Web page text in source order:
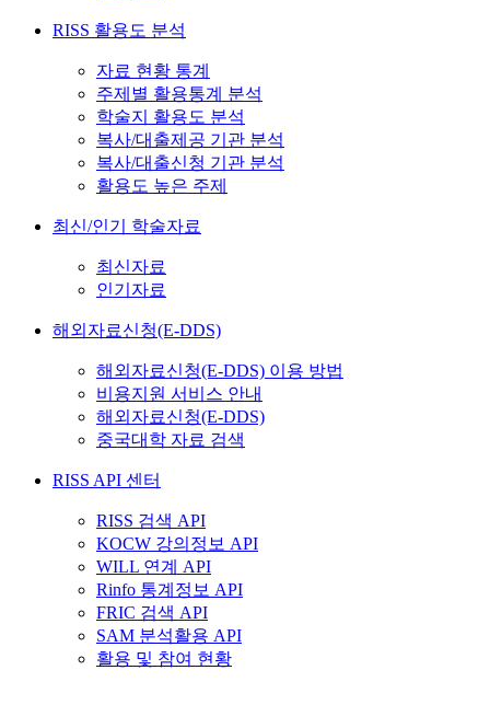
RISS 활용도 분석
자료 현황 통계
주제별 활용통계 분석
학술지 활용도 분석
복사/대출제공 기관 분석
복사/대출신청 기관 분석
활용도 높은 주제
최신/인기 학술자료
최신자료
인기자료
해외자료신청(E-DDS)
해외자료신청(E-DDS) 이용 방법
비용지원 서비스 안내
해외자료신청(E-DDS)
중국대학 자료 검색
RISS API 센터
RISS 검색 API
KOCW 강의정보 API
WILL 연계 API
Rinfo 통계정보 API
FRIC 검색 API
SAM 분석활용 API
활용 및 참여 현황